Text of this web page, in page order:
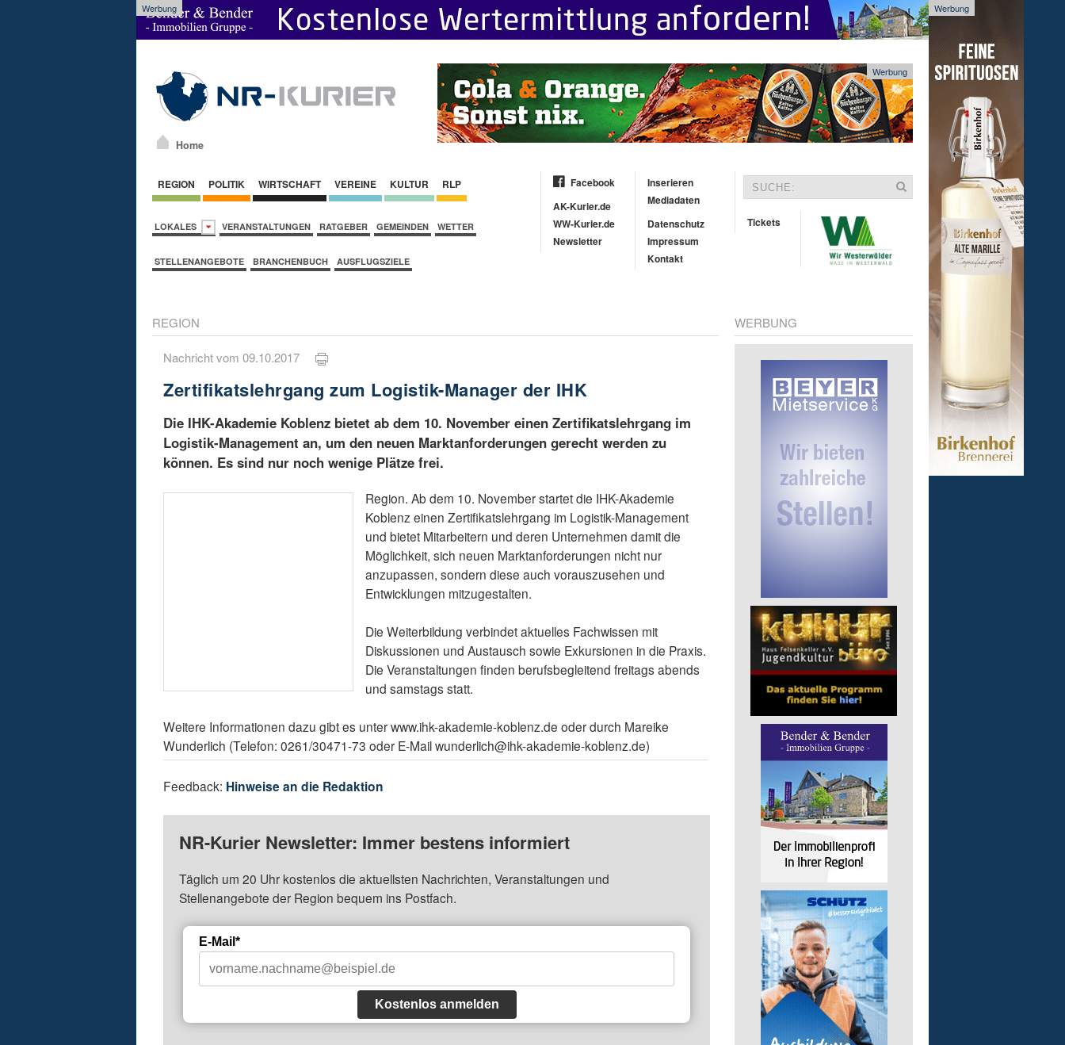
Werbung Werbung
Home
Werbung
REGION POLITIK WIRTSCHAFT VEREINE KULTUR RLP
LOKALES VERANSTALTUNGEN RATGEBER GEMEINDEN WETTER
STELLENANGEBOTE BRANCHENBUCH AUSFLUGSZIELE
Facebook
AK-Kurier.de
WW-Kurier.de
Newsletter
Inserieren
Mediadaten
Datenschutz
Impressum
Kontakt
Tickets
REGION
Nachricht vom 09.10.2017
Zertifikatslehrgang zum Logistik-Manager der IHK
Die IHK-Akademie Koblenz bietet ab dem 10. November einen Zertifikatslehrgang im
Logistik-Management an, um den neuen Marktanforderungen gerecht werden zu
können. Es sind nur noch wenige Plätze frei.
Region. Ab dem 10. November startet die IHK-Akademie
Koblenz einen Zertifikatslehrgang im Logistik-Management
und bietet Mitarbeitern und deren Unternehmen damit die
Möglichkeit, sich neuen Marktanforderungen nicht nur
anzupassen, sondern diese auch vorauszusehen und
Entwicklungen mitzugestalten.
Die Weiterbildung verbindet aktuelles Fachwissen mit
Diskussionen und Austausch sowie Exkursionen in die Praxis.
Die Veranstaltungen finden berufsbegleitend freitags abends
und samstags statt.
Weitere Informationen dazu gibt es unter www.ihk-akademie-koblenz.de oder durch Mareike
Wunderlich (Telefon: 0261/30471-73 oder E-Mail wunderlich@ihk-akademie-koblenz.de)
Feedback: Hinweise an die Redaktion
NR-Kurier Newsletter: Immer bestens informiert
Täglich um 20 Uhr kostenlos die aktuellsten Nachrichten, Veranstaltungen und
Stellenangebote der Region bequem ins Postfach.
E-Mail*
Kostenlos anmelden
WERBUNG